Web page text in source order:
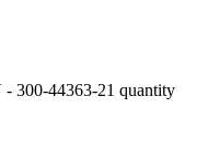
300-44363-21 quantity